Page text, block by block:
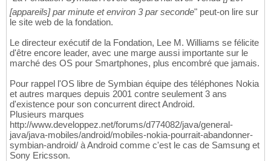
[appareils] par minute et environ 3 par seconde" peut-on lire sur
le site web de la fondation.
Le directeur exécutif de la Fondation, Lee M. Williams se félicite
d'être encore leader, avec une marge aussi importante sur le
marché des OS pour Smartphones, plus encombré que jamais.
Pour rappel l'OS libre de Symbian équipe des téléphones Nokia
et autres marques depuis 2001 contre seulement 3 ans
d'existence pour son concurrent direct Android.
Plusieurs marques
http://www.developpez.net/forums/d774082/java/general-
java/java-mobiles/android/mobiles-nokia-pourrait-abandonner-
symbian-android/ à Android comme c'est le cas de Samsung et
Sony Ericsson.